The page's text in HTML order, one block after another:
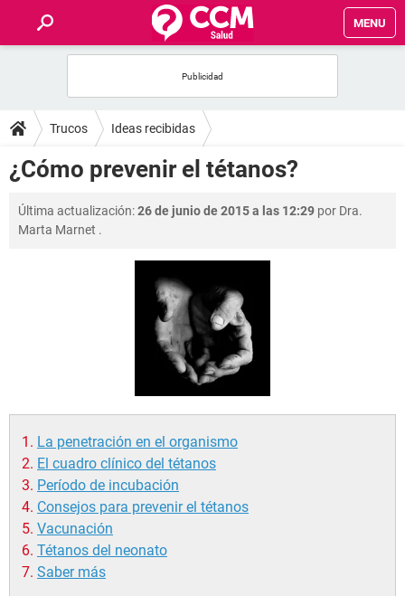
MENU
FOROS
SALUD
FAMILIA
Trucos Ideas recibidas
¿Cómo prevenir el tétanos?
Última actualización:26 de junio de 2015 a las 12:29 por Dra.
Marta Marnet .
La penetración en el organismo
El cuadro clínico del tétanos
Período de incubación
Consejos para prevenir el tétanos
Vacunación
Tétanos del neonato
Saber más